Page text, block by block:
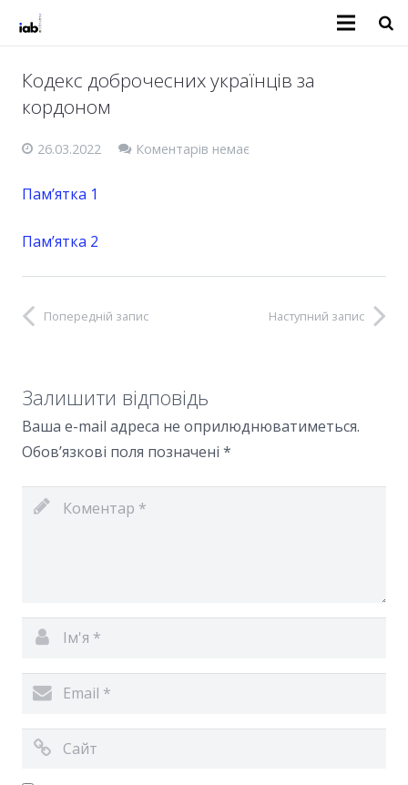
Кодекс доброчесних українців за
кордоном
26.03.2022 Коментарів немає
Пам’ятка 1
Пам’ятка 2
Попередній запис Наступний запис
Залишити відповідь
Ваша e-mail адреса не оприлюднюватиметься.
Обов’язкові поля позначені *